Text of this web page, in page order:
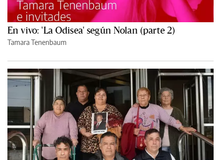
En vivo: 'La Odisea' según Nolan (parte 2)
Tamara Tenenbaum